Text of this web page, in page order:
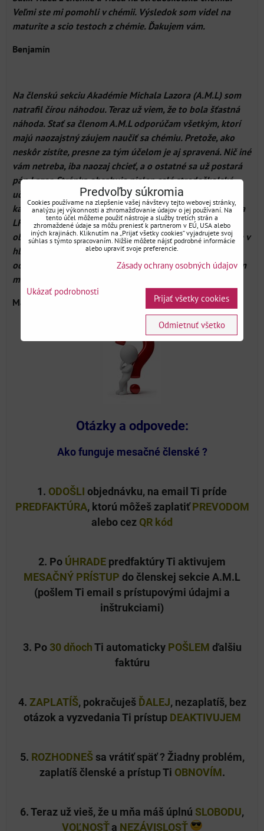
Veľmi ste mi pomohli v chémii. Výsledok som videl na
maturite a scio testoch z chémie. Ďakujem vám.
Benjamín
Na členskú sekciu Akadémie Michala Lazora (A.M.L) som
natrafil čírou náhodou. Teraz už viem, že to bola šťastná
náhoda. Stať sa členom A.M.L odporúčam všetkým, ktorí
majú naozajstný záujem naučiť sa chémiu. Pretože, ako
neskôr zistíte, presne za tým účelom je aj spravená. Nič iné
vám netreba, iba naozaj chcieť, a o ostatné sa už postará
pán Lazor. Stránka obsahuje nielen celé stredoškolské
učivo chémie, prehľadne rozdelené do zmysluplných
kapitol, ale aj vyriešené podklady na prijímacie skúšky na
LF UK a SZU Bratislava. Učivo je vysvetľované do hĺbky a
občas sú zodpovedané aj otázky, ktoré vám napadajú iba v
hlave :) Tak ešte raz, členskú sekciu A.M.L určite
odporúčam všetkým nadšencom pre chémiu a aj budúcim
medikom ?
Matej
Otázky a odpovede:
Ako funguje mesačné členské ?
1. ODOŠLI objednávku, na email Ti príde
PREDFAKTÚRA, ktorú môžeš zaplatiťPREVODOM
alebo cez QR kód
2. Po ÚHRADE predfaktúry Ti aktivujem
MESAČNÝ PRÍSTUP do členskej sekcie A.M.L
(pošlem Ti email s prístupovými údajmi a
inštrukciami)
3. Po 30 dňochTi automaticky POŠLEM ďalšiu
faktúru
4. ZAPLATÍŠ, pokračuješ ĎALEJ, nezaplatíš, bez
otázok a vyzvedania Ti prístup DEAKTIVUJEM
5. ROZHODNEŠsa vrátiť späť ? Žiadny problém,
zaplatíš členské a prístup Ti OBNOVÍM.
6. Teraz už vieš, že u mňa máš úplnú SLOBODU,
VOĽNOSŤa NEZÁVISLOSŤ
Predvoľby súkromia
Cookies používame na zlepšenie vašej návštevy tejto webovej stránky,
analýzu jej výkonnosti a zhromažďovanie údajov o jej používaní. Na
tento účel môžeme použiť nástroje a služby tretích strán a
zhromaždené údaje sa môžu preniesť k partnerom v EÚ, USA alebo
iných krajinách. Kliknutím na „Prijať všetky cookies“ vyjadrujete svoj
súhlas s týmto spracovaním. Nižšie môžete nájsť podrobné informácie
alebo upraviť svoje preferencie.
Zásady ochrany osobných údajov
Ukázať podrobnosti
Prijať všetky cookies
Odmietnuť všetko